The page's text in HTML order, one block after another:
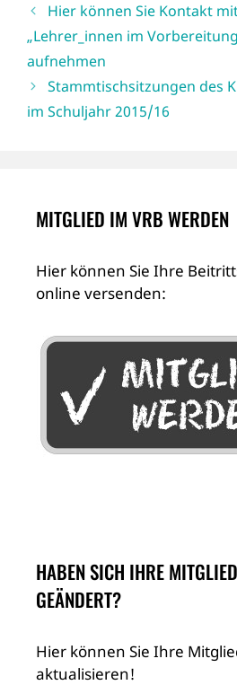
Hier können Sie Kontakt
„Lehrer_innen im
aufnehmen
Stammtischsitzungen des
im Schuljahr 2015/16
MITGLIED IM VRB WERDEN
Hier können Sie Ihre
online versenden:
HABEN SICH IHRE
GEÄNDERT?
Hier können Sie Ihre
aktualisieren!